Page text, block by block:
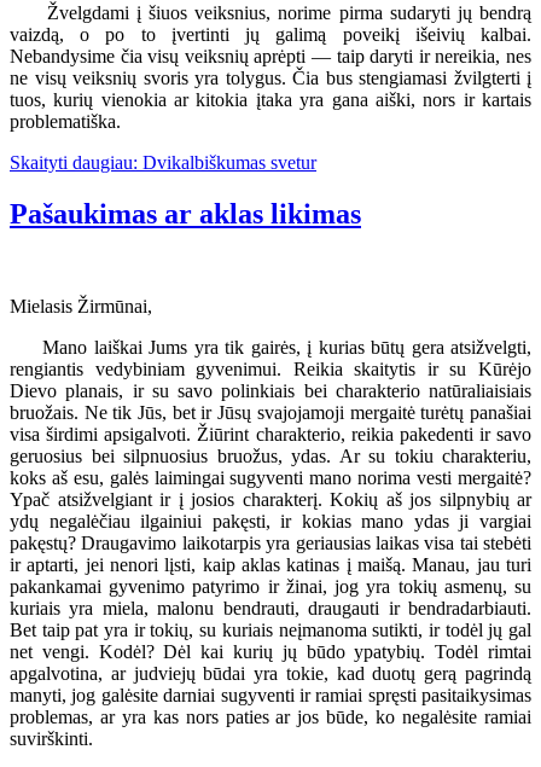
Žvelgdami į šiuos veiksnius, norime pirma sudaryti jų bendrą
vaizdą, o po to įvertinti jų galimą poveikį išeivių kalbai.
Nebandysime čia visų veiksnių aprėpti — taip daryti ir nereikia, nes
ne visų veiksnių svoris yra tolygus. Čia bus stengiamasi žvilgterti į
tuos, kurių vienokia ar kitokia įtaka yra gana aiški, nors ir kartais
problematiška.
Skaityti daugiau: Dvikalbiškumas svetur
Pašaukimas ar aklas likimas
Mielasis Žirmūnai,
Mano laiškai Jums yra tik gairės, į kurias būtų gera atsižvelgti,
rengiantis vedybiniam gyvenimui. Reikia skaitytis ir su Kūrėjo
Dievo planais, ir su savo polinkiais bei charakterio natūraliaisiais
bruožais. Ne tik Jūs, bet ir Jūsų svajojamoji mergaitė turėtų panašiai
visa širdimi apsigalvoti. Žiūrint charakterio, reikia pakedenti ir savo
geruosius bei silpnuosius bruožus, ydas. Ar su tokiu charakteriu,
koks aš esu, galės laimingai sugyventi mano norima vesti mergaitė?
Ypač atsižvelgiant ir į josios charakterį. Kokių aš jos silpnybių ar
ydų negalėčiau ilgainiui pakęsti, ir kokias mano ydas ji vargiai
pakęstų? Draugavimo laikotarpis yra geriausias laikas visa tai stebėti
ir aptarti, jei nenori lįsti, kaip aklas katinas į maišą. Manau, jau turi
pakankamai gyvenimo patyrimo ir žinai, jog yra tokių asmenų, su
kuriais yra miela, malonu bendrauti, draugauti ir bendradarbiauti.
Bet taip pat yra ir tokių, su kuriais neįmanoma sutikti, ir todėl jų gal
net vengi. Kodėl? Dėl kai kurių jų būdo ypatybių. Todėl rimtai
apgalvotina, ar judviejų būdai yra tokie, kad duotų gerą pagrindą
manyti, jog galėsite darniai sugyventi ir ramiai spręsti pasitaikysimas
problemas, ar yra kas nors paties ar jos būde, ko negalėsite ramiai
suvirškinti.